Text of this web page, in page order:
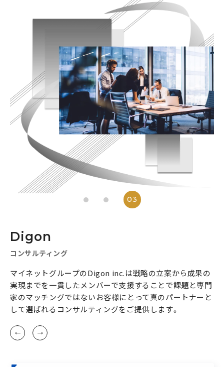
コンサルティング
ファンタジースポーツ
Digon
コンサルティング
マイネットグループのDigon inc.は戦略の立案から成果の
実現までを一貫したメンバーで支援することで課題と専門
家のマッチングではないお客様にとって真のパートナーと
して選ばれるコンサルティングをご提供します。
3